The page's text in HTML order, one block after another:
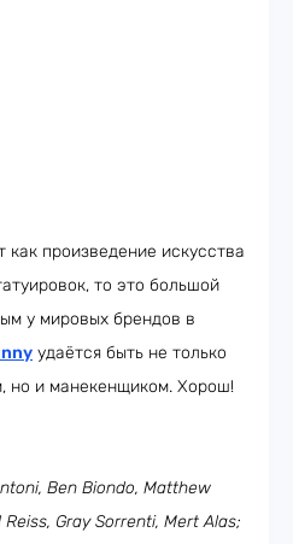
как произведение искусства
то это большой
у мировых брендов в
удаётся быть не только
но и манекенщиком. Хорош!
Ben Biondo, Matthew
Gray Sorrenti, Mert Alas;